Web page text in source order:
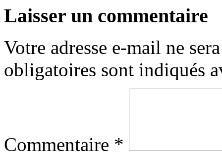
Laisser un commentaire
Votre adresse e-mail ne
obligatoires sont indiqués
Commentaire *